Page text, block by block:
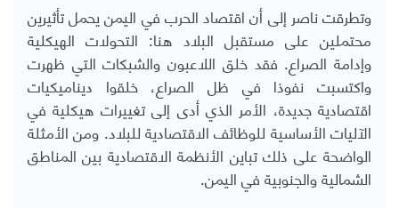
وتطرقت ناصر إلى أن اقتصاد الحرب في اليمن يحمل تأثيرين
محتملين على مستقبل البلاد هنا: التحولات الهيكلية
وإدامة الصراع. فقد خلق اللاعبون والشبكات التي ظهرت
واكتسبت نفوذا في ظل الصراع، خلقوا ديناميكيات
اقتصادية جديدة، الأمر الذي أدى إلى تغييرات هيكلية في
الآليات الأساسية للوظائف الاقتصادية للبلاد. ومن الأمثلة
الواضحة على ذلك تباين الأنظمة الاقتصادية بين المناطق
الشمالية والجنوبية في اليمن.